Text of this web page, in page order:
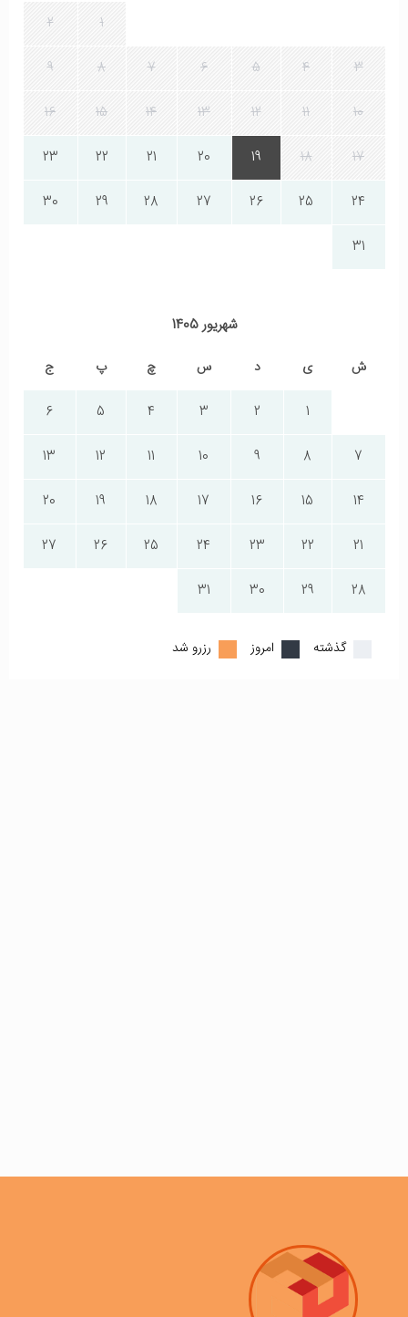
1
2
3
4
5
6
7
8
9
10
11
12
13
14
15
16
17
18
19
20
21
22
23
24
25
26
27
28
29
30
31
شهریور 1405
ش ی د س چ پ ج
1
2
3
4
5
6
7
8
9
10
11
12
13
14
15
16
17
18
19
20
21
22
23
24
25
26
27
28
29
30
31
گذشته امروز رزرو شد